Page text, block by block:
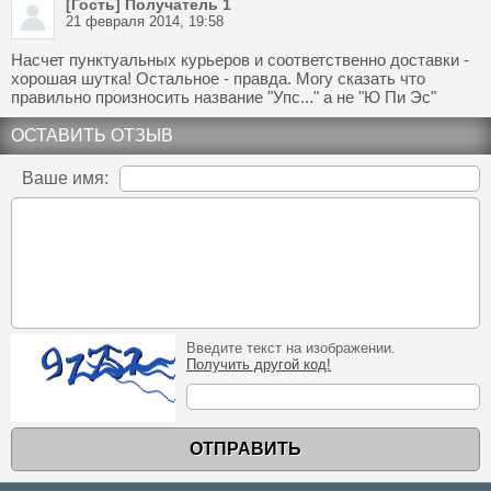
[Гость] Получатель 1
21 февраля 2014, 19:58
Насчет пунктуальных курьеров и соответственно доставки -
хорошая шутка! Остальное - правда. Могу сказать что
правильно произносить название "Упс..." а не "Ю Пи Эс"
ОСТАВИТЬ ОТЗЫВ
Ваше имя:
Введите текст на изображении.
Получить другой код!
ОТПРАВИТЬ